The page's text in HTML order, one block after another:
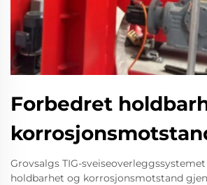
Forbedret
Grovsalgs TIG-
holdbarhet og korrosjonsmotstand